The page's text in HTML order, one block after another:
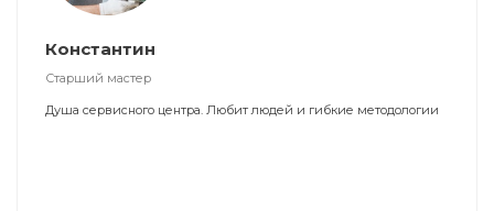
Константин
Старший мастер
Душа сервисного центра. Любит людей и гибкие методологии